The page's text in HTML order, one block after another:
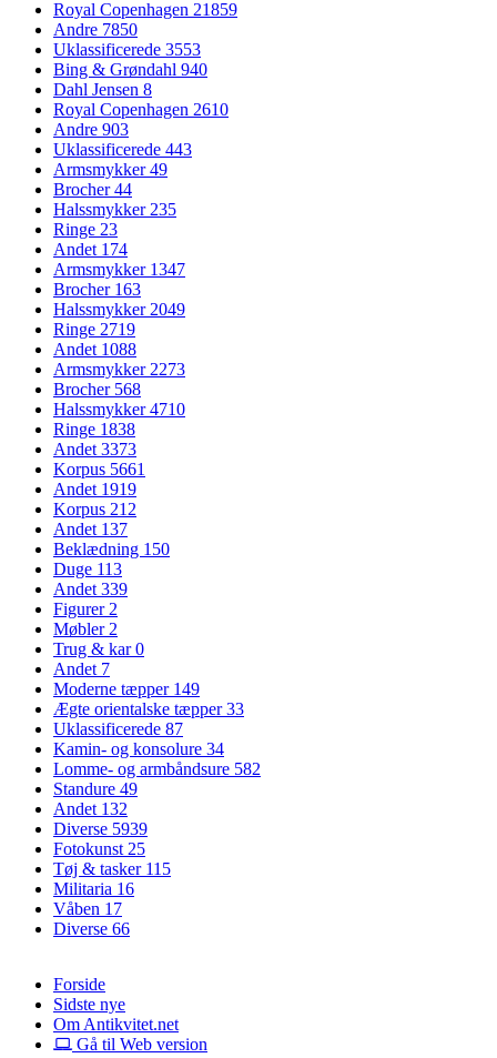
Royal Copenhagen 21859
Andre 7850
Uklassificerede 3553
Bing & Grøndahl 940
Dahl Jensen 8
Royal Copenhagen 2610
Andre 903
Uklassificerede 443
Armsmykker49
Brocher44
Halssmykker235
Ringe 23
Andet 174
Armsmykker 1347
Brocher 163
Halssmykker2049
Ringe 2719
Andet 1088
Armsmykker2273
Brocher 568
Halssmykker4710
Ringe 1838
Andet3373
Korpus 5661
Andet 1919
Korpus 212
Andet 137
Beklædning 150
Duge 113
Andet339
Figurer2
Møbler2
Trug & kar0
Andet 7
Moderne tæpper 149
Ægte orientalske tæpper33
Uklassificerede 87
Kamin- og konsolure 34
Lomme- og armbåndsure 582
Standure 49
Andet 132
Diverse 5939
Fotokunst25
Tøj & tasker 115
Militaria 16
Våben 17
Diverse 66
Forside
Sidste nye
Om Antikvitet.net
Gå til Web version